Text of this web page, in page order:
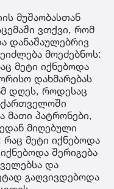
მუშაობასთან
ვთქვი, რომ
დანაშაულებრივ
მოეძებნოს:
მეტი იქნებოდა
დახმარებას
დღეს, როდესაც
მათი პატრონები,
მიღებული
მეტი იქნებოდა
შერიგება
და
გაღვივდებოდა